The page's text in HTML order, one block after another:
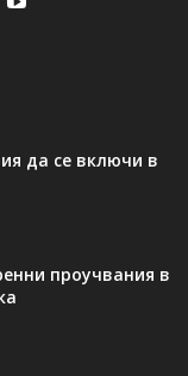
да се включи в
проучвания в